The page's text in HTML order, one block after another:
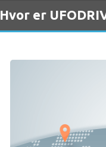
Hvor er